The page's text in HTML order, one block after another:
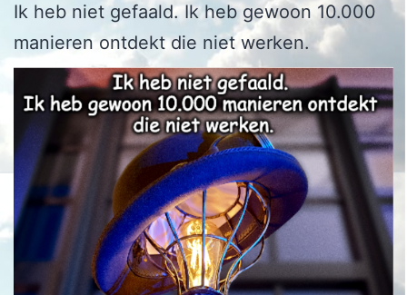
Ik heb niet gefaald. Ik heb gewoon 10.000
manieren ontdekt die niet werken.